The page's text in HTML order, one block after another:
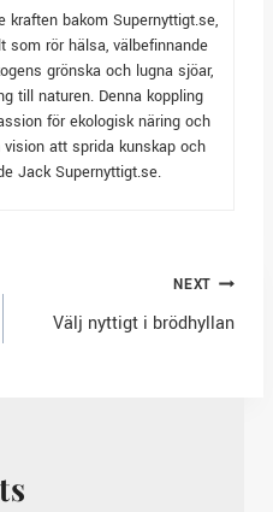
kraften bakom Supernyttigt.se,
som rör hälsa, välbefinnande
grönska och lugna sjöar,
till naturen. Denna koppling
för ekologisk näring och
att sprida kunskap och
Jack Supernyttigt.se.
NEXT
Välj nyttigt i brödhyllan